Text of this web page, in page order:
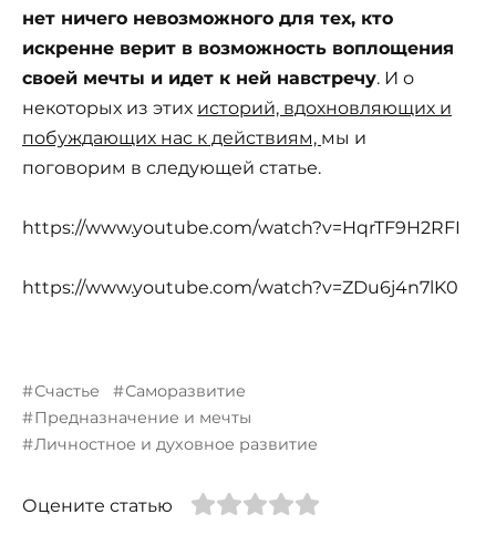
нет ничего невозможного для тех, кто
искренне верит в возможность воплощения
своей мечты и идет к ней навстречу. И о
некоторых из этих историй, вдохновляющих и
побуждающих нас к действиям, мы и
поговорим в следующей статье.
https://www.youtube.com/watch?v=HqrTF9H2RFI
https://www.youtube.com/watch?v=ZDu6j4n7lK0
Счастье
Саморазвитие
Предназначение и мечты
Личностное и духовное развитие
Оцените статью